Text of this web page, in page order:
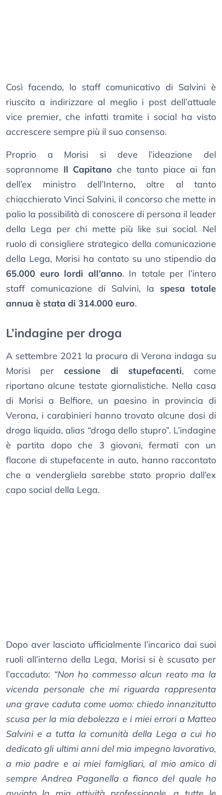
Così facendo, lo staff comunicativo di Salvini è
riuscito a indirizzare al meglio i post dell’attuale
vice premier, che infatti tramite i social ha visto
accrescere sempre più il suo consenso.
Proprio a Morisi si deve l’ideazione del
soprannome Il Capitano che tanto piace ai fan
dell’ex ministro dell’Interno, oltre al tanto
chiacchierato Vinci Salvini, il concorso che mette in
palio la possibilità di conoscere di persona il leader
della Lega per chi mette più like sui social. Nel
ruolo di consigliere strategico della comunicazione
della Lega, Morisi ha contato su uno stipendio da
65.000 euro lordi all’anno. In totale per l’intero
staff comunicazione di Salvini, la spesa totale
annua è stata di 314.000 euro.
L’indagine per droga
A settembre 2021 la procura di Verona indaga su
Morisi per cessione di stupefacenti, come
riportano alcune testate giornalistiche. Nella casa
di Morisi a Belfiore, un paesino in provincia di
Verona, i carabinieri hanno trovato alcune dosi di
droga liquida, alias “droga dello stupro”. L’indagine
è partita dopo che 3 giovani, fermati con un
flacone di stupefacente in auto, hanno raccontato
che a vendergliela sarebbe stato proprio dall’ex
capo social della Lega.
Dopo aver lasciato ufficialmente l’incarico dai suoi
ruoli all’interno della Lega, Morisi si è scusato per
l’accaduto: “Non ho commesso alcun reato ma la
vicenda personale che mi riguarda rappresenta
una grave caduta come uomo: chiedo innanzitutto
scusa per la mia debolezza e i miei errori a Matteo
Salvini e a tutta la comunità della Lega a cui ho
dedicato gli ultimi anni del mio impegno lavorativo,
a mio padre e ai miei famigliari, al mio amico di
sempre Andrea Paganella a fianco del quale ho